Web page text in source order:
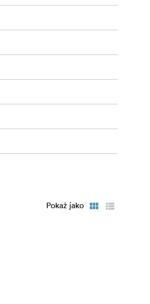
Pokaż jako